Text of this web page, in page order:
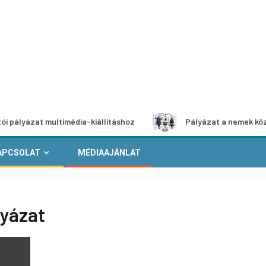
multimédia-kiállításhoz Pályázat a nemek közötti
MÉDIAAJÁNLAT